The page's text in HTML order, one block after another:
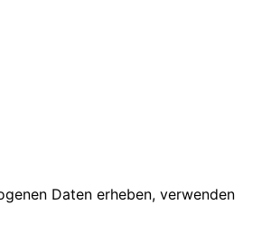
Daten erheben, verwenden